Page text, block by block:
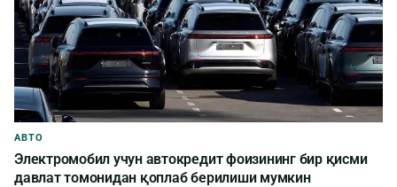
АВТО
Электромобил учун автокредит фоизининг бир қисми
давлат томонидан қоплаб берилиши мумкин